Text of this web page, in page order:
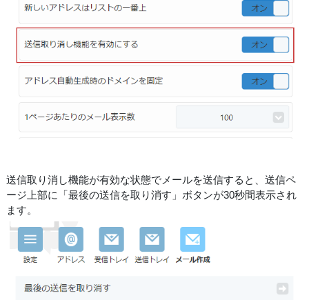
送信取り消し機能が有効な状態でメールを送信すると、送信ペ
ージ上部に「最後の送信を取り消す」ボタンが30秒間表示され
ます。